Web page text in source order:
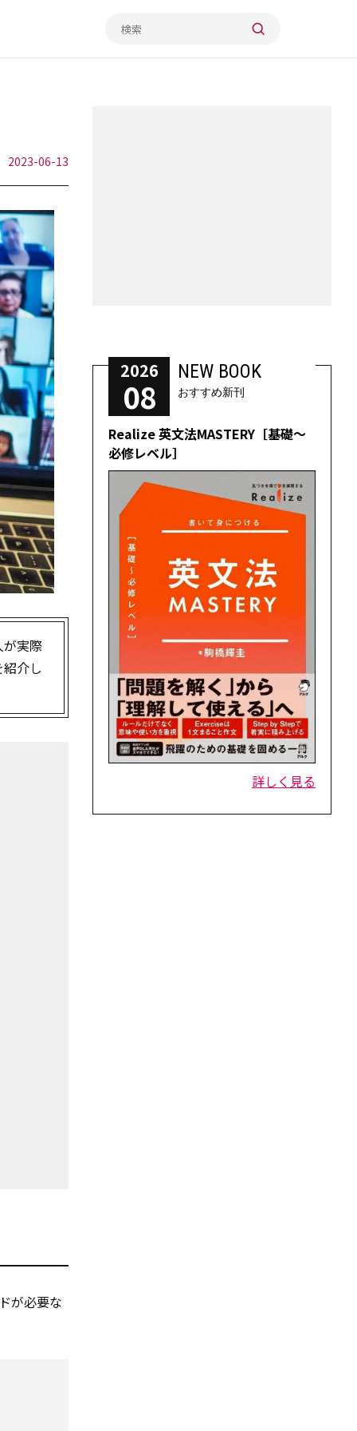
2023-06-13
が実際
介し
が必要な
2026
08
NEW BOOK
おすすめ新刊
Realize 英文法MASTERY［基礎～
必修レベル］
詳しく見る